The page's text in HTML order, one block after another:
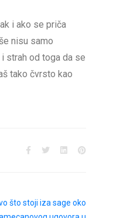
i ako se priča
nisu samo
strah od toga da se
tako čvrsto kao